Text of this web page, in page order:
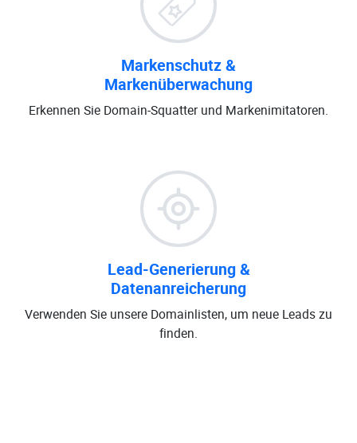
Markenschutz &
Markenüberwachung
Erkennen Sie Domain-Squatter und Markenimitatoren.
Lead-Generierung &
Datenanreicherung
Verwenden Sie unsere Domainlisten, um neue Leads zu
finden.